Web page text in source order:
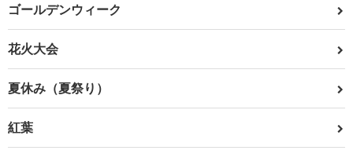
ゴールデンウィーク
花火大会
夏休み（夏祭り）
紅葉